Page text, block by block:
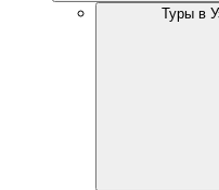
Туры в